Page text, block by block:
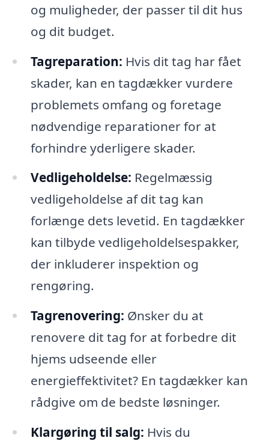
og muligheder, der passer til dit hus
og dit budget.
Tagreparation: Hvis dit tag har fået
skader, kan en tagdækker vurdere
problemets omfang og foretage
nødvendige reparationer for at
forhindre yderligere skader.
Vedligeholdelse: Regelmæssig
vedligeholdelse af dit tag kan
forlænge dets levetid. En tagdækker
kan tilbyde vedligeholdelsespakker,
der inkluderer inspektion og
rengøring.
Tagrenovering: Ønsker du at
renovere dit tag for at forbedre dit
hjems udseende eller
energieffektivitet? En tagdækker kan
rådgive om de bedste løsninger.
Klargøring til salg: Hvis du